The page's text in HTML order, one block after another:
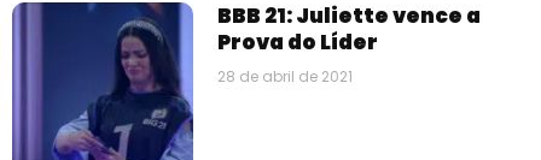
BBB 21: Juliette vence a
Prova do Líder
28 de abril de 2021